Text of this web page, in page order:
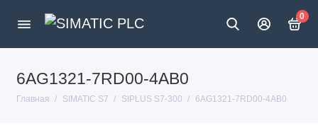
0
6AG1321-7RD00-4AB0
Главная SIMATIC S7 SIPLUS S7-300 6AG1321-7RD00-4AB0